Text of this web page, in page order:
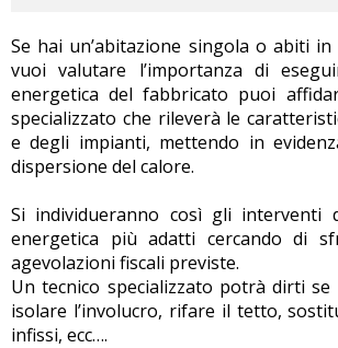
Se hai un’abitazione singola o abiti
vuoi valutare l’importanza di
energetica del fabbricato puoi
specializzato che rileverà le
e degli impianti, mettendo in
dispersione del calore.
Si individueranno così gli interventi
energetica più adatti cercando di
agevolazioni fiscali previste.
Un tecnico specializzato potrà dirti
isolare l’involucro, rifare il tetto,
infissi, ecc….